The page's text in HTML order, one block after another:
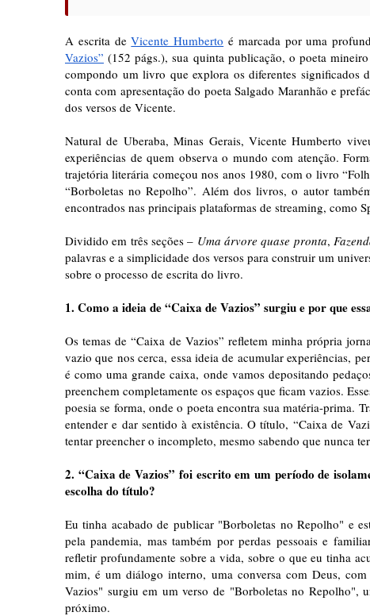
A escrita deVicente Humberto é marcada por uma
Vazios” (152 págs.), sua quinta publicação, o poeta
compondo um livro que explora os diferentes significados
conta com apresentação do poeta Salgado Maranhão e
dos versos de Vicente.
Natural de Uberaba, Minas Gerais, Vicente Humberto
experiências de quem observa o mundo com atenção.
trajetória literária começou nos anos 1980, com o livro
“Borboletas no Repolho”. Além dos livros, o autor
encontrados nas principais plataformas de streaming, como
Dividido em três seções – Uma árvore quase pronta,
palavras e a simplicidade dos versos para construir um
sobre o processo de escrita do livro.
1. Como a ideia de “Caixa de Vazios” surgiu e por que
Os temas de “Caixa de Vazios” refletem minha própria
vazio que nos cerca, essa ideia de acumular experiências,
é como uma grande caixa, onde vamos depositando
preenchem completamente os espaços que ficam vazios.
poesia se forma, onde o poeta encontra sua matéria-prima.
entender e dar sentido à existência. O título, “Caixa de
tentar preencher o incompleto, mesmo sabendo que nunca
2. “Caixa de Vazios” foi escrito em um período de
escolha do título?
Eu tinha acabado de publicar "Borboletas no Repolho" e
pela pandemia, mas também por perdas pessoais e
refletir profundamente sobre a vida, sobre o que eu tinha
mim, é um diálogo interno, uma conversa com Deus,
Vazios" surgiu em um verso de "Borboletas no
próximo.